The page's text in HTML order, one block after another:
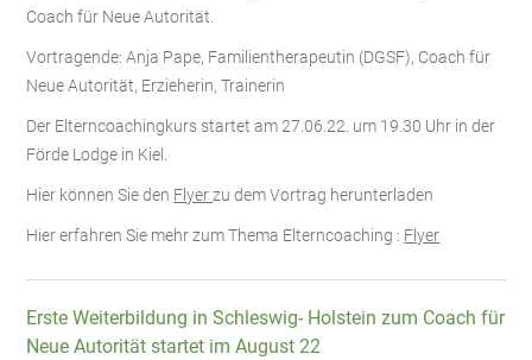
Coach für Neue Autorität.
Vortragende: Anja Pape, Familientherapeutin (DGSF), Coach für
Neue Autorität, Erzieherin, Trainerin
Der Elterncoachingkurs startet am 27.06.22. um 19.30 Uhr in der
Förde Lodge in Kiel.
Hier können Sie den Flyerzu dem Vortrag herunterladen
Hier erfahren Sie mehr zum Thema Elterncoaching : Flyer
Erste Weiterbildung in Schleswig- Holstein zum Coach für
Neue Autorität startet im August 22